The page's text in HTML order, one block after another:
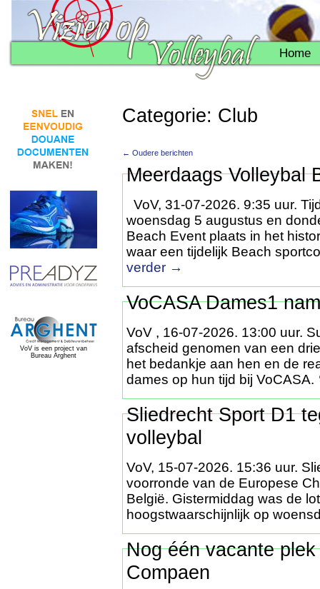
Home
VoV is een project van
Bureau Arghent
Categorie: Club
← Oudere berichten
Meerdaags Volleybal
VoV, 31-07-2026. 9:35 uur.
woensdag 5 augustus en
Beach Event plaats in het
waar een tijdelijk Beach
verder →
VoCASA Dames1
VoV , 16-07-2026. 13:00 uur.
afscheid genomen van een
het bedankje aan hen en de
dames op hun tijd bij
Sliedrecht Sport D1
volleybal
VoV, 15-07-2026. 15:36 uur.
voorronde van de Europese
België. Gistermiddag was de
hoogstwaarschijnlijk op
Nog één vacante
Compaen